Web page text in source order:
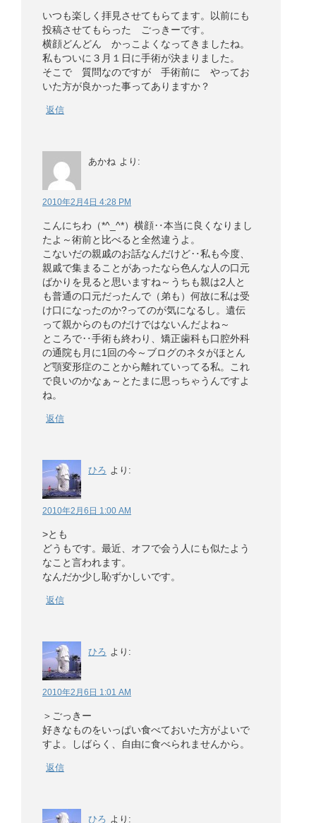
いつも楽しく拝見させてもらてます。以前にも
投稿させてもらった ごっきーです。
横顔どんどん かっこよくなってきましたね。
私もついに３月１日に手術が決まりました。
そこで 質問なのですが 手術前に やってお
いた方が良かった事ってありますか？
返信
あかね より:
2010年2月4日 4:28 PM
こんにちわ（*^_^*）横顔‥本当に良くなりまし
たよ～術前と比べると全然違うよ。
こないだの親戚のお話なんだけど‥私も今度、
親戚で集まることがあったなら色んな人の口元
ばかりを見ると思いますね～うちも親は2人と
も普通の口元だったんで（弟も）何故に私は受
け口になったのか?ってのが気になるし。遺伝
って親からのものだけではないんだよね～
ところで‥手術も終わり、矯正歯科も口腔外科
の通院も月に1回の今～ブログのネタがほとん
ど顎変形症のことから離れていってる私。これ
で良いのかなぁ～とたまに思っちゃうんですよ
ね。
返信
ひろ より:
2010年2月6日 1:00 AM
>とも
どうもです。最近、オフで会う人にも似たよう
なこと言われます。
なんだか少し恥ずかしいです。
返信
ひろ より:
2010年2月6日 1:01 AM
＞ごっきー
好きなものをいっぱい食べておいた方がよいで
すよ。しばらく、自由に食べられませんから。
返信
ひろ より: